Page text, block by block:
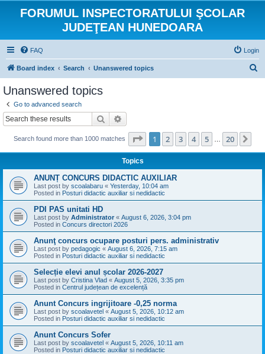
FORUMUL INSPECTORATULUI ŞCOLAR
JUDEŢEAN HUNEDOARA
FAQ Login
Board index Search Unanswered topics
Unanswered topics
Go to advanced search
Search
Search found more than 1000 matches Page 1of 20
1 2 3 4 5 20
Topics
ANUNȚ CONCURS DIDACTIC AUXILIAR
Last post by scoalabaru « Yesterday, 10:04 am
Posted in Posturi didactic auxiliar si nedidactic
PDI PAS unitati HD
Last post by Administrator « August 6, 2026, 3:04 pm
Posted in Concurs directori 2026
Anunţ concurs ocupare posturi pers. administrativ
Last post by pedagogic « August 6, 2026, 7:15 am
Posted in Posturi didactic auxiliar si nedidactic
Selecție elevi anul școlar 2026-2027
Last post by Cristina Vlad « August 5, 2026, 3:35 pm
Posted in Centrul județean de excelență
Anunt Concurs ingrijitoare -0,25 norma
Last post by scoalavetel « August 5, 2026, 10:12 am
Posted in Posturi didactic auxiliar si nedidactic
Anunt Concurs Sofer
Last post by scoalavetel « August 5, 2026, 10:11 am
Posted in Posturi didactic auxiliar si nedidactic